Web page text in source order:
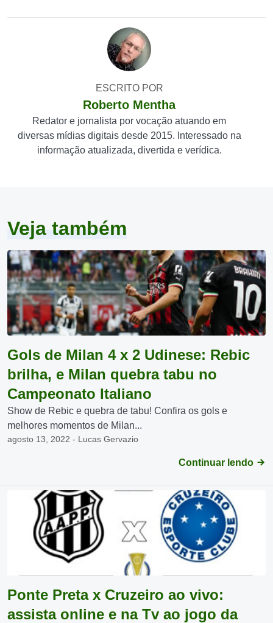
ESCRITO POR
Roberto Mentha
Redator e jornalista por vocação atuando em
diversas mídias digitais desde 2015. Interessado na
informação atualizada, divertida e verídica.
Veja também
Gols de Milan 4 x 2 Udinese: Rebic
brilha, e Milan quebra tabu no
Campeonato Italiano
Show de Rebic e quebra de tabu! Confira os gols e
melhores momentos de Milan...
agosto 13, 2022 - Lucas Gervazio
Continuar lendo
Ponte Preta x Cruzeiro ao vivo:
assista online e na Tv ao jogo da